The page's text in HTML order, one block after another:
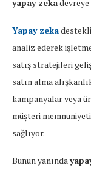
yapay zeka
Yapay zekadestekli
analiz ederek
satış stratejileri
satın alma
kampanyalar veya
müşteri
sağlıyor.
Bunun yanında